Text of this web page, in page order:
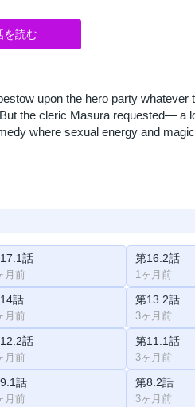
読む
upon the hero party whatever
the cleric Masura requested— a
where sexual energy and
話
月前
第16.2話
1ヶ月前
話
月前
第13.2話
3ヶ月前
話
月前
第11.1話
3ヶ月前
話
月前
第8.2話
3ヶ月前